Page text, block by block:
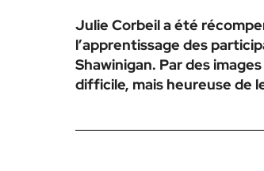
Julie Corbeil a été
l’apprentissage des
Shawinigan. Par des
difficile, mais heureuse de